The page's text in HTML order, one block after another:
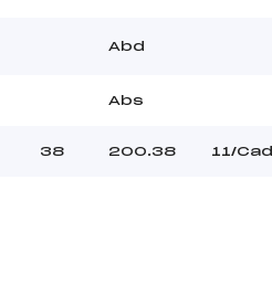
Abd
Abs
38 200.38 11/Cad